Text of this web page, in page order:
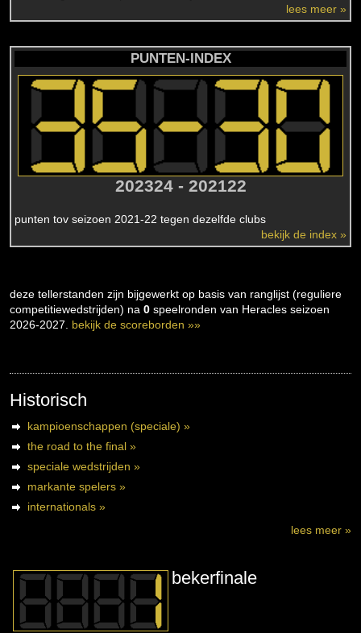
lees meer »
PUNTEN-INDEX
202324 - 202122
punten tov seizoen 2021-22 tegen dezelfde clubs
bekijk de index »
deze tellerstanden zijn bijgewerkt op basis van ranglijst (reguliere
competitiewedstrijden) na 0 speelronden van Heracles seizoen
2026-2027. bekijk de scoreborden »»
Historisch
kampioenschappen (speciale) »
the road to the final »
speciale wedstrijden »
markante spelers »
internationals »
lees meer »
bekerfinale